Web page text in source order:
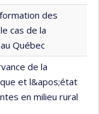
des
cas de la
Québec
de la
et l&apos;état
en milieu rural